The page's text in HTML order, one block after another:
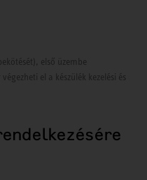
első üzembe
el a készülék kezelési és